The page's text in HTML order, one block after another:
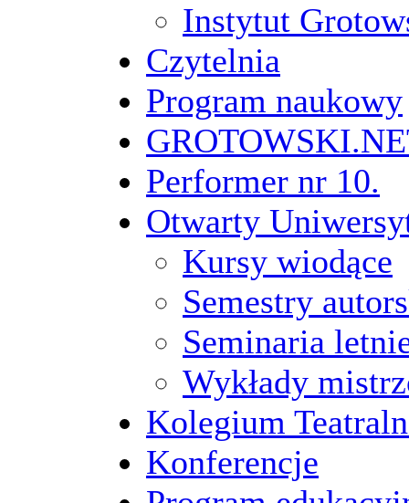
Instytut
Czytelnia
Program naukowy
Performer nr 10.
Otwarty
Kursy wiodące
Semestry
Seminaria
Wykłady
Kolegium
Konferencje